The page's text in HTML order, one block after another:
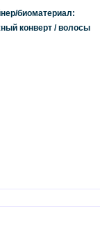
биоматериал:
конверт / волосы